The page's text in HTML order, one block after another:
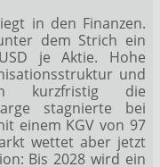
in den Finanzen.
dem Strich ein
je Aktie. Hohe
und
kurzfristig die
stagnierte bei
einem KGV von 97
wettet aber jetzt
Bis 2028 wird ein